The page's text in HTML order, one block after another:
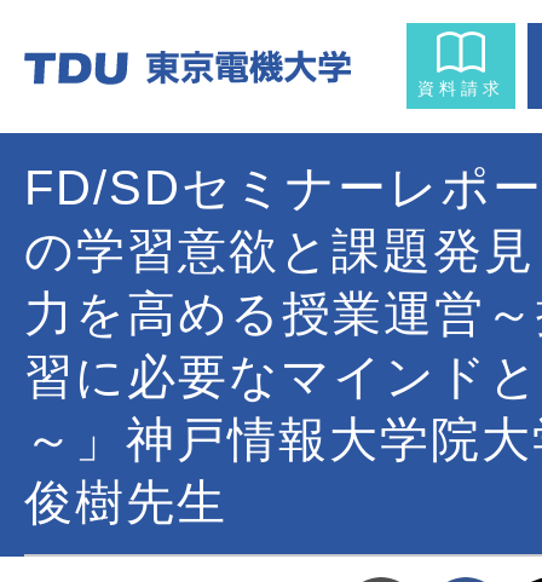
資料請求
FD/SDセミナーレポ
の学習意欲と課題発
力を高める授業運営
習に必要なマインド
～」神戸情報大学院
俊樹先生